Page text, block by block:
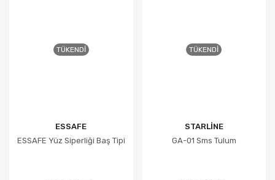
TÜKENDI
ESSAFE
ESSAFE Yüz Siperliği Baş Tipi
TÜKENDI
STARLİNE
GA-01 Sms Tulum